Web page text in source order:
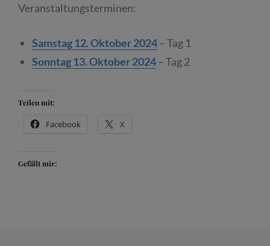
Veranstaltungsterminen:
Samstag 12. Oktober 2024– Tag 1
Sonntag 13. Oktober 2024– Tag 2
Teilen mit:
Facebook X
Gefällt mir: